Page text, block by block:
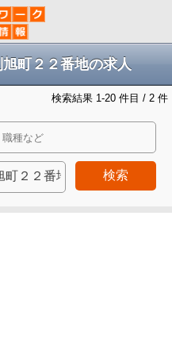
町２２番地の求人
検索結果 1-20 件目 / 2 件
検索